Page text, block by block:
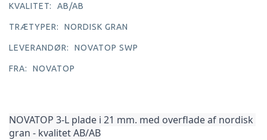
KVALITET: AB/AB
TRÆTYPER: NORDISK GRAN
LEVERANDØR: NOVATOP SWP
FRA: NOVATOP
NOVATOP 3-L plade i 21 mm. med overflade af nordisk
gran - kvalitet AB/AB